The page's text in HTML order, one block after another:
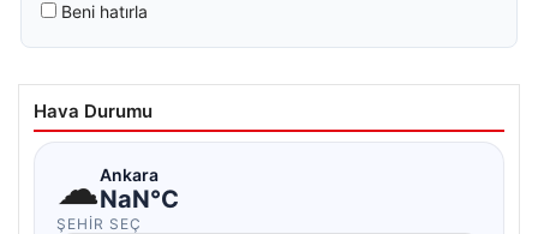
Beni hatırla
Hava Durumu
☁Ankara
NaN°C
ŞEHIR SEÇ